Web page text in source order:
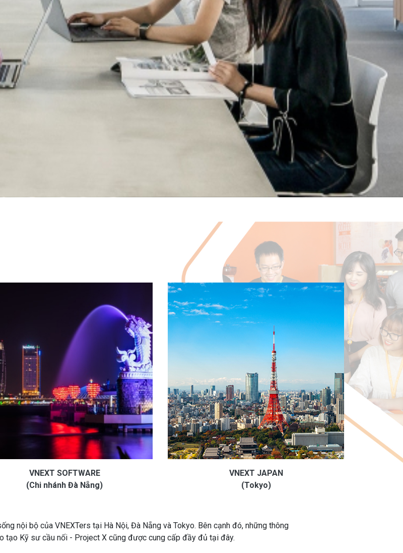
VNEXT SOFTWARE
(Chi nhánh Đà Nẵng)
VNEXT JAPAN
(Tokyo)
nội bộ của VNEXTers tại Hà Nội, Đà Nẵng và Tokyo. Bên cạnh đó, những thông
tạo Kỹ sư cầu nối - Project X cũng được cung cấp đầy đủ tại đây.